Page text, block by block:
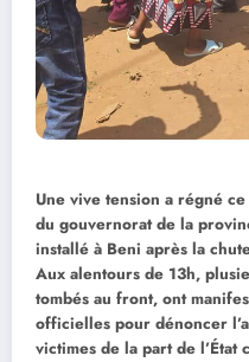
Une vive tension a régné
du gouvernorat de la
installé à Beni après la
Aux alentours de 13h,
tombés au front, ont
officielles pour dénoncer
victimes de la part de l’État